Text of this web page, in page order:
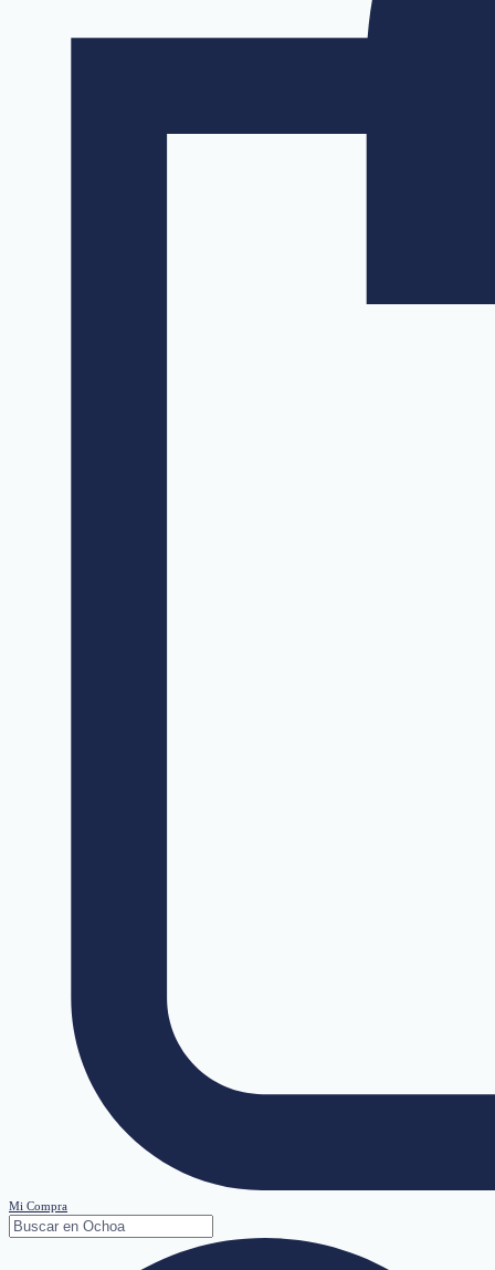
Mi Compra